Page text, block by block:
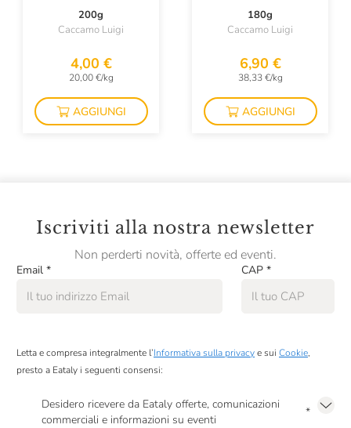
Salumificio Pezzi
Salumificio Romano Mainelli
Salumificio Santoro
Salumificio Valverde
Viktor Kofler
Villani
200g
Caccamo Luigi
4,00 €
20,00 €/kg
AGGIUNGI
180g
Caccamo Luigi
6,90 €
38,33 €/kg
AGGIUNGI
Iscriviti alla nostra newsletter
Non perderti novità, offerte ed eventi.
Email * CAP *
Letta e compresa integralmente l’Informativa sulla privacye sui Cookie,
presto a Eataly i seguenti consensi:
Desidero ricevere da Eataly offerte, comunicazioni
commerciali e informazioni su eventi
*